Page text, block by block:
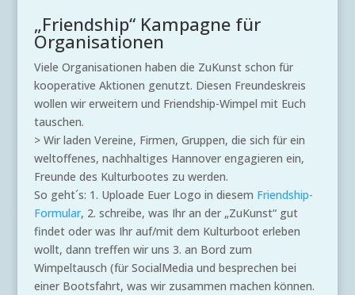
„Friendship“ Kampagne für
Organisationen
Viele Organisationen haben die ZuKunst schon für
kooperative Aktionen genutzt. Diesen Freundeskreis
wollen wir erweitern und Friendship-Wimpel mit Euch
tauschen.
> Wir laden Vereine, Firmen, Gruppen, die sich für ein
weltoffenes, nachhaltiges Hannover engagieren ein,
Freunde des Kulturbootes zu werden.
So geht´s: 1. Uploade Euer Logo in diesem Friendship-
Formular, 2. schreibe, was Ihr an der „ZuKunst“ gut
findet oder was Ihr auf/mit dem Kulturboot erleben
wollt, dann treffen wir uns 3. an Bord zum
Wimpeltausch (für SocialMedia und besprechen bei
einer Bootsfahrt, was wir zusammen machen können.